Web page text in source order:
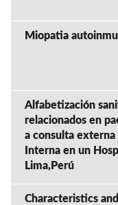
Miopatia
Alfabetización
relacionados en
a consulta
Interna en un
Lima,Perú
Characteristics